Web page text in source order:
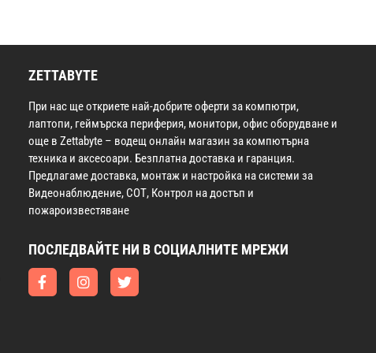
ZETTABYTE
При нас ще откриете най-добрите оферти за компютри,
лаптопи, геймърска периферия, монитори, офис оборудване и
още в Zettabyte – водещ онлайн магазин за компютърна
техника и аксесоари. Безплатна доставка и гаранция.
Предлагаме доставка, монтаж и настройка на системи за
Видеонаблюдение, СОТ, Контрол на достъп и
пожароизвестяване
ПОСЛЕДВАЙТЕ НИ В СОЦИАЛНИТЕ МРЕЖИ